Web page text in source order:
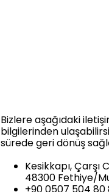
Bizlere aşağıdaki
bilgilerinden
sürede geri dönüş
Kesikkapı, Çarşı
48300 Fethiye/